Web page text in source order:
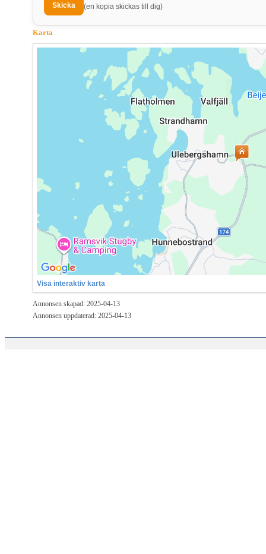
(en kopia skickas till dig)
Karta
Visa interaktiv karta
Annonsen skapad: 2025-04-13
Annonsen uppdaterad: 2025-04-13